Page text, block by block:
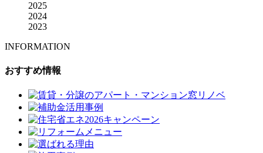
2025
2024
2023
INFORMATION
おすすめ情報